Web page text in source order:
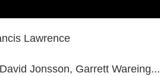
Lawrence
Jonsson, Garrett Wareing...